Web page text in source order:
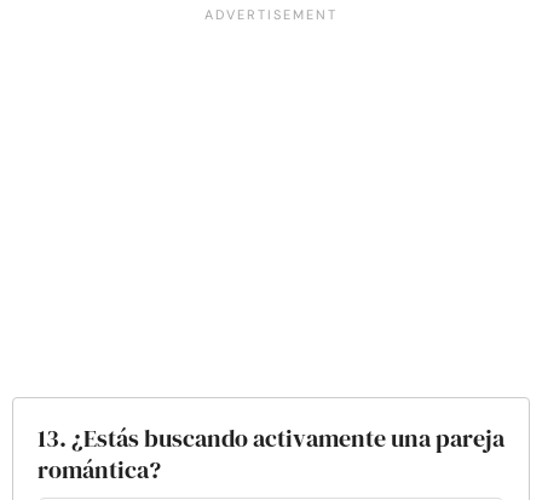
13. ¿Estás buscando activamente una pareja
romántica?